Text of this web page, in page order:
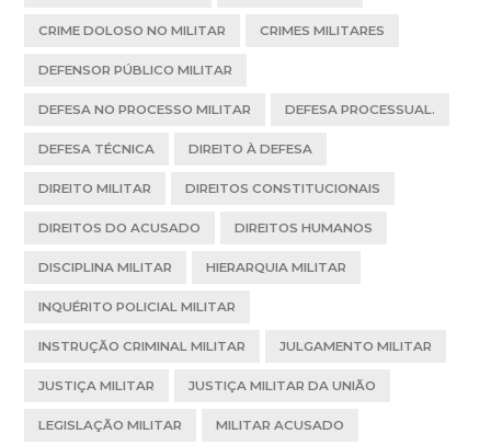
CRIME DOLOSO NO MILITAR CRIMES MILITARES
DEFENSOR PÚBLICO MILITAR
DEFESA NO PROCESSO MILITAR DEFESA PROCESSUAL.
DEFESA TÉCNICA DIREITO À DEFESA
DIREITO MILITAR DIREITOS CONSTITUCIONAIS
DIREITOS DO ACUSADO DIREITOS HUMANOS
DISCIPLINA MILITAR HIERARQUIA MILITAR
INQUÉRITO POLICIAL MILITAR
INSTRUÇÃO CRIMINAL MILITAR JULGAMENTO MILITAR
JUSTIÇA MILITAR JUSTIÇA MILITAR DA UNIÃO
LEGISLAÇÃO MILITAR MILITAR ACUSADO